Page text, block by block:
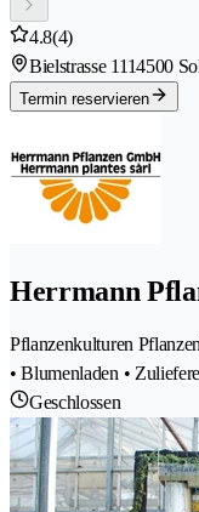
4.8(4)
Bielstrasse 1114500
Termin reservieren
Herrmann
Pflanzenkulturen
• Blumenladen •
Geschlossen